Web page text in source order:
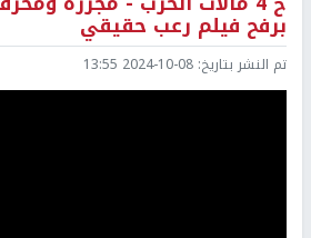
برفح فيلم رعب حقيقي
تم النشر بتاريخ: 2024-10-08 13:55